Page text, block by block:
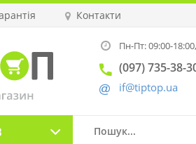
Контакти
Пн-Пт: 09:00-18:00,
(097) 735-38-
if@tiptop.ua